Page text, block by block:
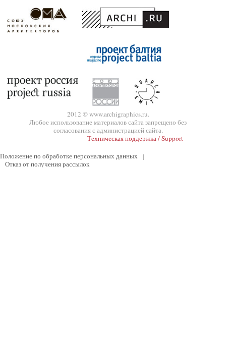
2012 © www.archigraphics.ru.
Любое использование материалов сайта запрещено без
согласования с администрацией сайта.
Техническая поддержка / Support
Положение по обработке персональных данных
|
Отказ от получения рассылок